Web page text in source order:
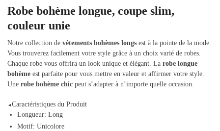
Robe bohème longue, coupe slim,
couleur unie
Notre collection de vêtements bohèmes longs est à la pointe de la mode.
Vous trouverez facilement votre style grâce à un choix varié de robes.
Chaque robe vous offrira un look unique et élégant. La robe longue
bohème est parfaite pour vous mettre en valeur et affirmer votre style.
Une robe bohème chic peut s’adapter à n’importe quelle occasion.
◄Caractéristiques du Produit
Longueur: Long
Motif: Unicolore